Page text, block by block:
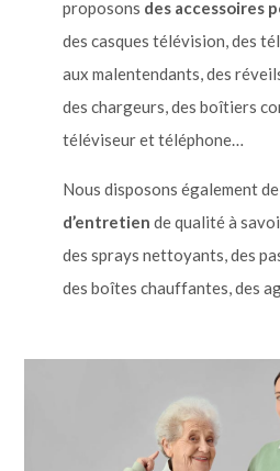
proposons des accessoires
des casques télévision, des
aux malentendants, des
des chargeurs, des boîtiers
téléviseur et téléphone…
Nous disposons également de
d’entretien de qualité à
des sprays nettoyants, des
des boîtes chauffantes, des